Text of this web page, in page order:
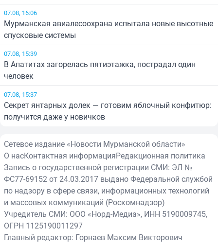
07.08, 16:06
Мурманская авиалесоохрана испытала новые высотные
спусковые системы
07.08, 15:39
В Апатитах загорелась пятиэтажка, пострадал один
человек
07.08, 15:37
Секрет янтарных долек — готовим яблочный конфитюр:
получится даже у новичков
Сетевое издание «Новости Мурманской области»
О насКонтактная информацияРедакционная политика
Запись о государственной регистрации СМИ: ЭЛ №
ФС77-69152 от 24.03.2017 выдано Федеральной службой
по надзору в сфере связи, информационных технологий
и массовых коммуникаций (Роскомнадзор)
Учредитель СМИ: ООО «Норд-Медиа», ИНН 5190009745,
ОГРН 1125190011297
Главный редактор: Горнаев Максим Викторович